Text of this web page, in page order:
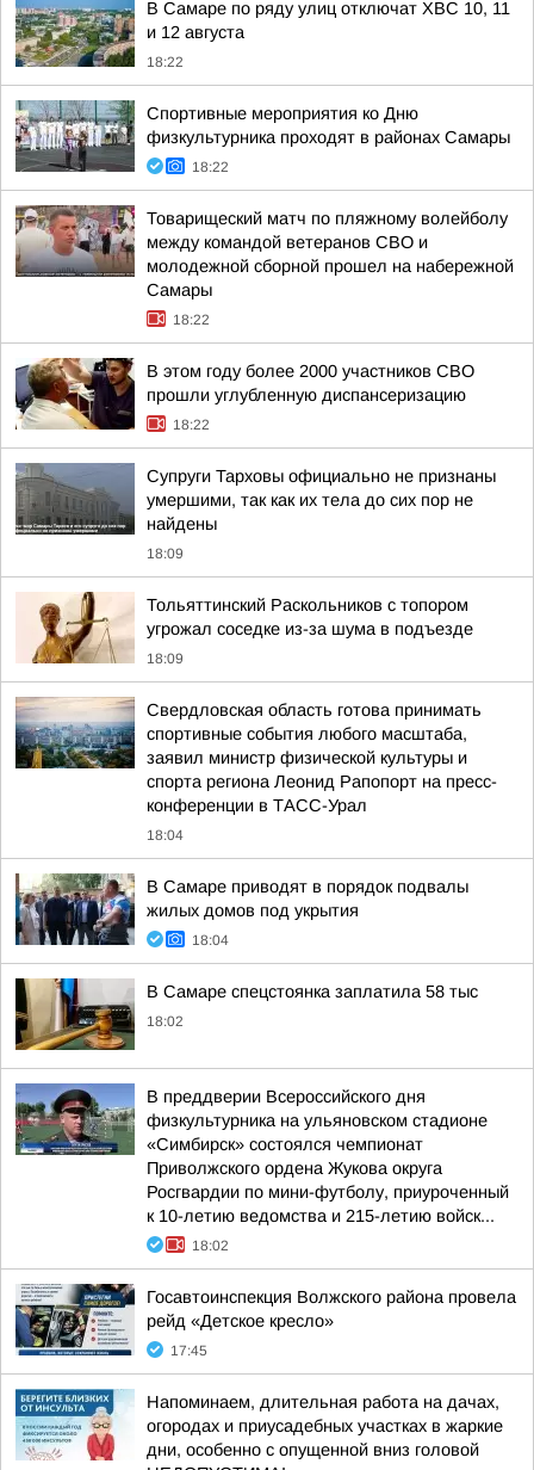
В Самаре по ряду улиц отключат ХВС 10, 11
и 12 августа
18:22
Спортивные мероприятия ко Дню
физкультурника проходят в районах Самары
18:22
Товарищеский матч по пляжному волейболу
между командой ветеранов СВО и
молодежной сборной прошел на набережной
Самары
18:22
В этом году более 2000 участников СВО
прошли углубленную диспансеризацию
18:22
Супруги Тарховы официально не признаны
умершими, так как их тела до сих пор не
найдены
18:09
Тольяттинский Раскольников с топором
угрожал соседке из-за шума в подъезде
18:09
Свердловская область готова принимать
спортивные события любого масштаба,
заявил министр физической культуры и
спорта региона Леонид Рапопорт на пресс-
конференции в ТАСС-Урал
18:04
В Самаре приводят в порядок подвалы
жилых домов под укрытия
18:04
В Самаре спецстоянка заплатила 58 тыс
18:02
В преддверии Всероссийского дня
физкультурника на ульяновском стадионе
«Симбирск» состоялся чемпионат
Приволжского ордена Жукова округа
Росгвардии по мини-футболу, приуроченный
к 10-летию ведомства и 215-летию войск...
18:02
Госавтоинспекция Волжского района провела
рейд «Детское кресло»
17:45
Напоминаем, длительная работа на дачах,
огородах и приусадебных участках в жаркие
дни, особенно с опущенной вниз головой